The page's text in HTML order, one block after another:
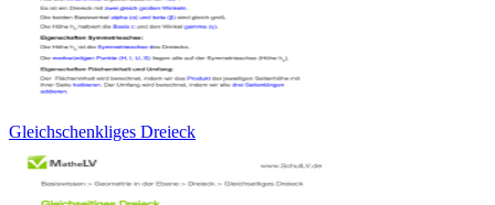
Gleichschenkliges Dreieck